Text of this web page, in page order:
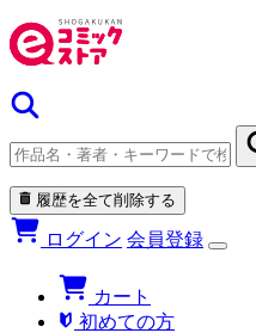
履歴を全て削除する
ログイン 会員登録
カート
初めての方